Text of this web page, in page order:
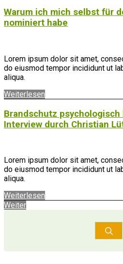
Warum ich mich selbst für
nominiert habe
Lorem ipsum dolor sit amet,
do eiusmod tempor incididunt ut
aliqua.
Weiterlesen
Brandschutz
Interview durch Christian
Lorem ipsum dolor sit amet,
do eiusmod tempor incididunt ut
aliqua.
Weiterlesen
Weiter